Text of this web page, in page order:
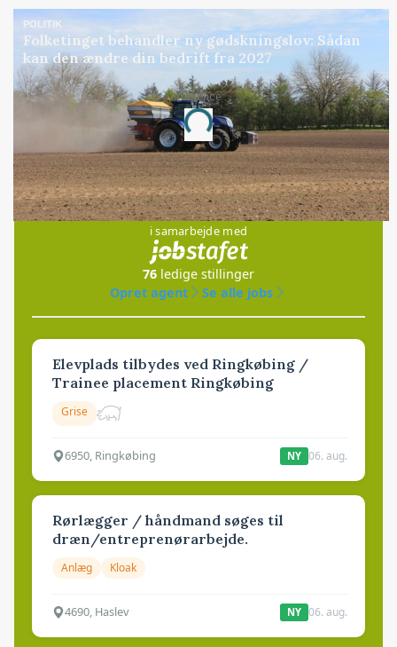
POLITIK
Folketinget behandler ny gødskningslov: Sådan
kan den ændre din bedrift fra 2027
Annonce
Loading...
Jobs
i samarbejde med
76 ledige stillinger
Opret agent
Se alle jobs
Elevplads tilbydes ved Ringkøbing /
Trainee placement Ringkøbing
Grise
6950, Ringkøbing NY 06. aug.
Rørlægger / håndmand søges til
dræn/entreprenørarbejde.
Anlæg Kloak
4690, Haslev NY 06. aug.